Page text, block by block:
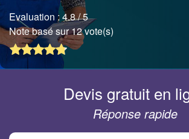
Evaluation :4.8/ 5
Note basé sur 12 vote(s)
Devis gratuit en
Réponse rapide